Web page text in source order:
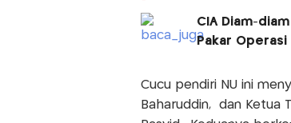
CIA Diam-
Pakar Operasi
Cucu pendiri NU ini
Baharuddin, dan Ketua